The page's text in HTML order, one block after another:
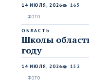
14 ИЮЛЯ, 2026👁 165
ОБЛАСТЬ
Школы
году
14 ИЮЛЯ, 2026👁 152